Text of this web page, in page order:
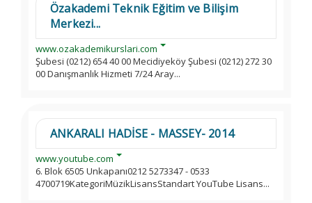
Özakademi Teknik Eğitim ve Bilişim
Merkezi...
www.ozakademikurslari.com
Şubesi (0212) 654 40 00 Mecidiyeköy Şubesi (0212) 272 30
00 Danışmanlık Hizmeti 7/24 Aray...
ANKARALI HADİSE - MASSEY- 2014
www.youtube.com
6. Blok 6505 Unkapanı0212 5273347 - 0533
4700719KategoriMüzikLisansStandart YouTube Lisans...